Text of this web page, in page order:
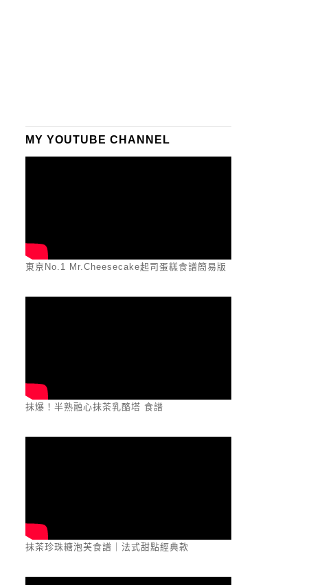
MY YOUTUBE CHANNEL
東京No.1 Mr.Cheesecake起司蛋糕食譜簡易版
抹爆！半熟融心抹茶乳酪塔 食譜
抹茶珍珠糖泡芙食譜｜法式甜點經典款